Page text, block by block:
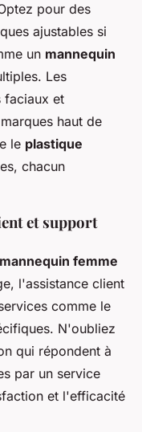
pour des
ajustables si
un mannequin
Les
faciaux et
haut de
le plastique
chacun
et support
mannequin femme
l'assistance client
comme le
N'oubliez
qui répondent à
par un service
et l'efficacité